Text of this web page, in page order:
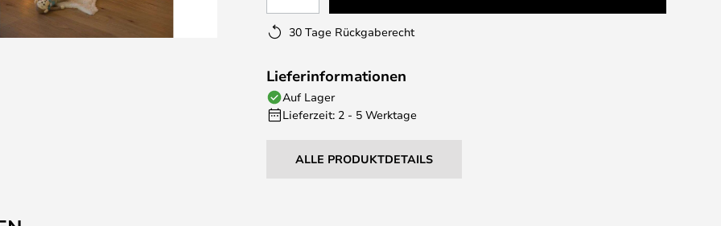
30 Tage Rückgaberecht
Lieferinformationen
Auf Lager
Lieferzeit: 2 - 5 Werktage
ALLE PRODUKTDETAILS